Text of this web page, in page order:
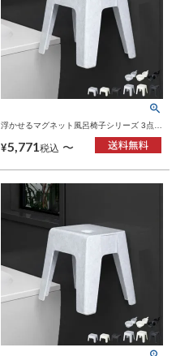
浮かせるマグネット風呂椅子シリーズ 3点セ
¥5,771税込 〜